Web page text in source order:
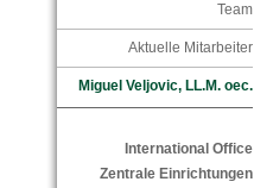
Team
Aktuelle Mitarbeiter
Miguel Veljovic, LL.M. oec.
International Office
Zentrale Einrichtungen